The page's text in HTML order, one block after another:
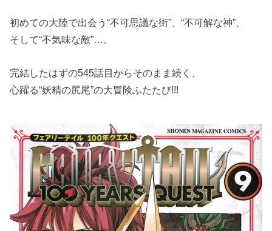
初めての大陸で出会う“不可思議な街”、“不可解な神”、
そして“不気味な敵”…。
完結したはずの545話目からそのまま続く、
心躍る“妖精の尻尾”の大冒険ふたたび!!!